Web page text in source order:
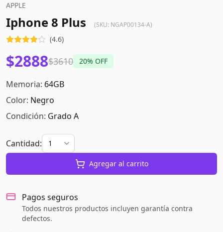
APPLE
Iphone 8 Plus (SKU: NGAP00134-A)
(4.6)
$2888$3610 20% OFF
Memoria: 64GB
Color: Negro
Condición: Grado A
Cantidad:
Agregar al carrito
Pagos seguros
Todos nuestros productos incluyen garantía contra
defectos.